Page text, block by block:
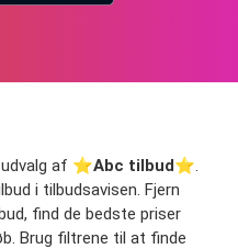
af ⭐️Abc tilbud⭐️.
i tilbudsavisen. Fjern
find de bedste priser
Brug filtrene til at finde